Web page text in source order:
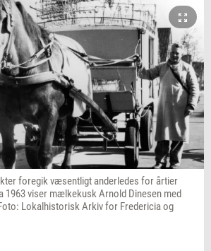
foregik væsentligt anderledes for årtier
1963 viser mælkekusk Arnold Dinesen med
Lokalhistorisk Arkiv for Fredericia og